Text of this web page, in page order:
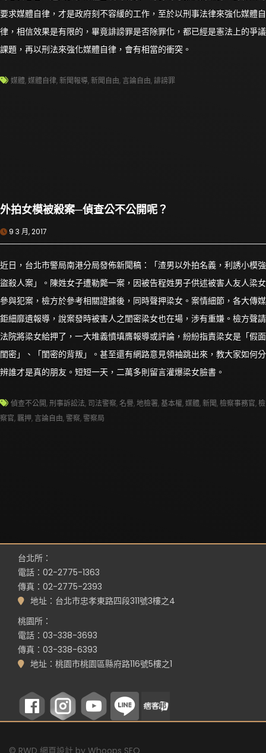
要求媒體自律，才是政府刻不容緩的工作，至於以刑事法律來強化媒體自
律，相信效果是有限的，畢竟誹謗罪是否除罪化，都已經是憲法上的爭議
課題，再以刑法來強化媒體自律，會有相當的衝突。
媒體,媒體自律,新聞報導,新聞自由,言論自由,誹謗罪
外拍女模被殺案─偵查公不公開呢？
9 3 月, 2017
近日，台北市警局南港分局發佈新聞稿：「渣男以外拍名義，利誘小模強
盜殺人案」。陳姓女子遭勒斃一案，因被告程姓男子供述被害人友人梁女
參與犯案，檢方於參考相關證據後，同時聲押梁女。案情細節，各大傳媒
鉅細靡遺報導，說案發時被害人之閨密梁女也在場，涉有重嫌。檢方聲請
法院將梁女給押了，一大堆義憤填膺報導或評論，紛紛指責梁女是「假面
閨密」、「閨密的背叛」。甚至還有網路意見領袖跳出來，教大家如何分
辨誰才是真的朋友。短短一天，二萬多則留言灌爆梁女臉書。
偵查不公開,刑事訴訟法, 司法警察,名譽,地檢署,基本權,媒體,新聞,檢察事務官,檢
察官,羈押,言論自由,警察,警察局
台北所：
電話：02-2775-1363
傳真：02-2775-2393
地址：台北市忠孝東路四段311號3樓之4
桃園所：
電話：03-338-3693
傳真：03-338-6393
地址：桃園市桃園區縣府路116號5樓之1
© RWD 網頁設計 by Whoops SEO